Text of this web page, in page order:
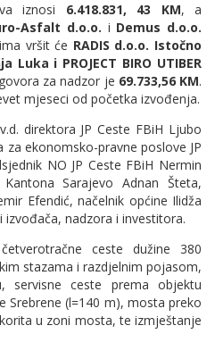
iznosi 6.418.831, 43 KM, a
Asfalt d.o.o. i Demus d.o.o.
vršit će RADIS d.o.o. Istočno
Luka i PROJECT BIRO UTIBER
za nadzor je 69.733,56 KM.
mjeseci od početka izvođenja.
direktora JP Ceste FBiH Ljubo
za ekonomsko-pravne poslove JP
NO JP Ceste FBiH Nermin
Sarajevo Adnan Šteta,
Efendić, načelnik općine Ilidža
nadzora i investitora.
ceste dužine 380
stazama i razdjelnim pojasom,
servisne ceste prema objektu
Srebrene (l=140 m), mosta preko
u zoni mosta, te izmještanje